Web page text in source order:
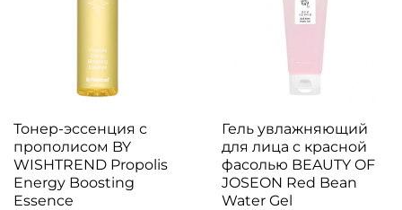
Тонер-эссенция с
прополисом BY
WISHTREND Propolis
Energy Boosting
Essence
Гель увлажняющий
для лица с красной
фасолью BEAUTY OF
JOSEON Red Bean
Water Gel